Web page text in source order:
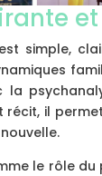
simple,
la
récit, il
le rôle